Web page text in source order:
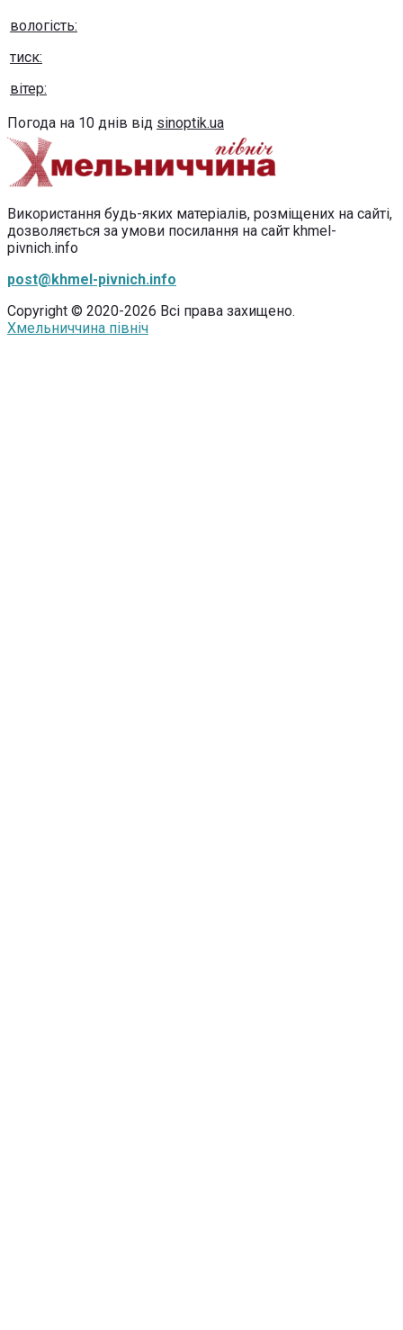
вологість:
тиск:
вітер:
Погода на 10 днів від sinoptik.ua
Використання будь-яких матеріалів, розміщених на сайті,
дозволяється за умови посилання на сайт khmel-
pivnich.info
post@khmel-pivnich.info
Copyright © 2020-2026 Всі права захищено.
Хмельниччина північ